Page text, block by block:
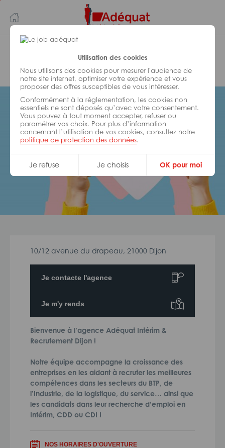
Utilisation des cookies
Nous utilisons des cookies pour mesurer l'audience de
notre site internet, optimiser votre expérience et vous
proposer des offres susceptibles de vous intéresser.
Conformément à la réglementation, les cookies non
essentiels ne sont déposés qu’avec votre consentement.
Vous pouvez à tout moment accepter, refuser ou
paramétrer vos choix. Pour plus d’information
concernant l’utilisation de vos cookies, consultez notre
politique de protection des données.
Je refuse Je choisis OK pour moi
au
contenu
principal
navigation
Adéquat Intérim & Recrutement
Dijon
10/12 avenue du drapeau, 21000 Dijon
Je contacte l'agence
Je m'y rends
Bienvenue à l’agence Adéquat Intérim &
Recrutement Dijon !
Notre équipe accompagne la croissance des
entreprises en les aidant à recruter les meilleures
compétences dans les secteurs du BTP, de
l’Industrie, de la logistique, du service… ainsi que
les candidats dans leur recherche d’emploi en
Intérim, CDD ou CDI !
NOS HORAIRES D'OUVERTURE